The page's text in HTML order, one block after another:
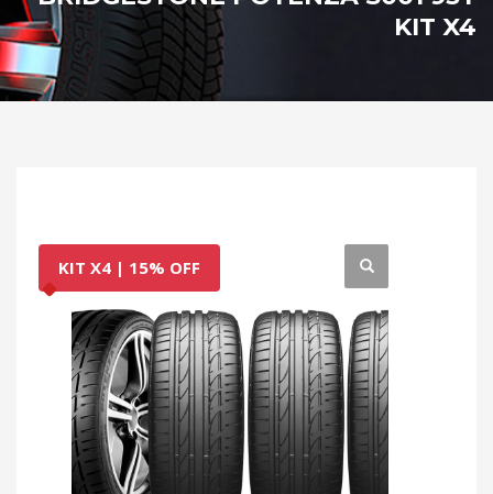
KIT X4
KIT X4 | 15% OFF